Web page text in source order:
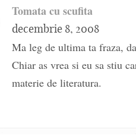
Tomata cu scufita
decembrie 8, 2008
Ma leg de ultima ta fraza,
Chiar as vrea si eu sa stiu
materie de literatura.